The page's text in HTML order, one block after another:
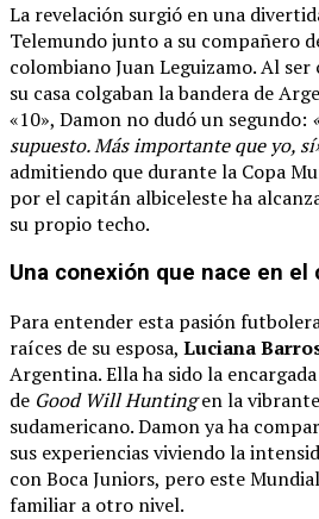
La revelación surgió en una
Telemundo junto a su compañero
colombiano Juan Leguizamo. Al
su casa colgaban la bandera de
«10», Damon no dudó un segundo:
supuesto. Más importante que yo,
admitiendo que durante la Copa
por el capitán albiceleste ha
su propio techo.
Una conexión que nace en el
Para entender esta pasión
raíces de su esposa, Luciana
Argentina. Ella ha sido la
de Good Will Huntingen la
sudamericano. Damon ya ha
sus experiencias viviendo la
con Boca Juniors, pero este
familiar a otro nivel.